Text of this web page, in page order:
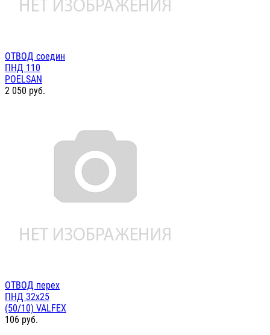
ОТВОД соедин
ПНД 110
POELSAN
2 050 руб.
ОТВОД перех
ПНД 32х25
(50/10) VALFEX
106 руб.